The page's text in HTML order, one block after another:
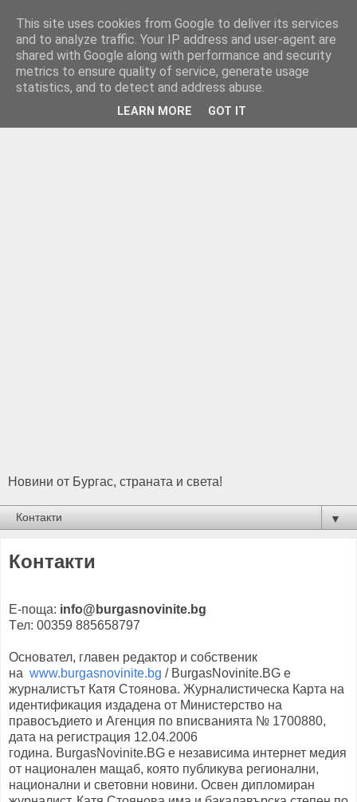
Новини от Бургас, страната и света!
▼
Контакти
Е-поща: info@burgasnovinite.bg
Tел: 00359 885658797
Основател, главен редактор и собственик
на www.burgasnovinite.bg / BurgasNovinite.BG е
журналистът Катя Стоянова. Журналистическа Карта на
идентификация издадена от Министерство на
правосъдието и Агенция по вписванията № 1700880,
дата на регистрация 12.04.2006
година. BurgasNovinite.BG е независима интернет медия
от национален мащаб, която публикува регионални,
национални и световни новини. Освен дипломиран
This site uses cookies from Google to deliver its services
and to analyze traffic. Your IP address and user-agent are
shared with Google along with performance and security
metrics to ensure quality of service, generate usage
statistics, and to detect and address abuse.
LEARN MORE GOT IT